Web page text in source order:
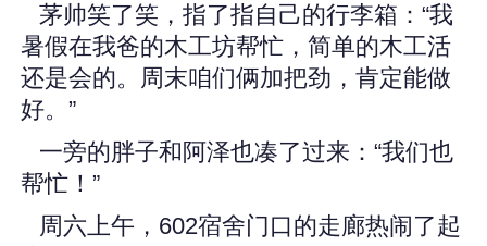
茅帅笑了笑，指了指自己的行李箱：“我
暑假在我爸的木工坊帮忙，简单的木工活
还是会的。周末咱们俩加把劲，肯定能做
好。”
一旁的胖子和阿泽也凑了过来：“我们也
帮忙！”
周六上午，602宿舍门口的走廊热闹了起